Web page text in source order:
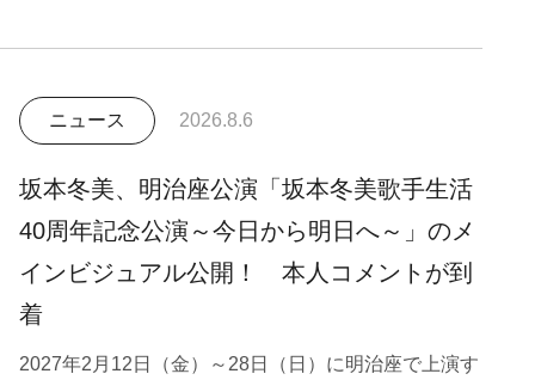
ニュース 2026.8.6
坂本冬美、明治座公演「坂本冬美歌手生活
40周年記念公演～今日から明日へ～」のメ
インビジュアル公開！ 本人コメントが到
着
2027年2月12日（金）～28日（日）に明治座で上演す